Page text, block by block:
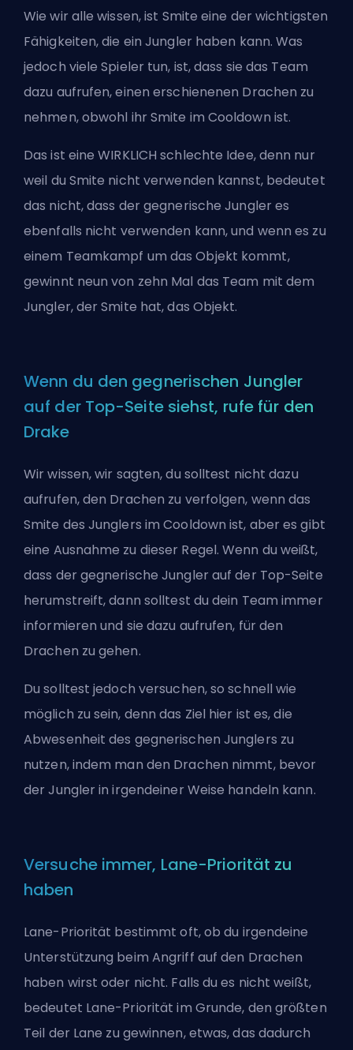
Wie wir alle wissen, ist Smite eine der wichtigsten
Fähigkeiten, die einJungler haben kann. Was
jedoch viele Spieler tun, ist, dass sie das Team
dazu aufrufen, einen erschienenen Drachen zu
nehmen, obwohl ihr Smite im Cooldown ist.
Das ist eine WIRKLICH schlechte Idee, denn nur
weil du Smite nicht verwenden kannst, bedeutet
das nicht, dass der gegnerische Jungler es
ebenfalls nicht verwenden kann, und wenn es zu
einem Teamkampf um das Objekt kommt,
gewinnt neun von zehn Mal das Team mit dem
Jungler, der Smite hat, das Objekt.
Wenn du den gegnerischen Jungler
auf der Top-Seite siehst, rufe für den
Drake
Wir wissen, wir sagten, du solltest nicht dazu
aufrufen, den Drachen zu verfolgen, wenn das
Smite des Junglers im Cooldown ist, aber es gibt
eine Ausnahme zu dieser Regel. Wenn du weißt,
dass der gegnerische Jungler auf der Top-Seite
herumstreift, dann solltest du dein Team immer
informieren und sie dazu aufrufen, für den
Drachen zu gehen.
Du solltest jedoch versuchen, so schnell wie
möglich zu sein, denn das Ziel hier ist es, die
Abwesenheit des gegnerischen Junglers zu
nutzen, indem man den Drachen nimmt, bevor
der Jungler in irgendeiner Weise handeln kann.
Versuche immer, Lane-Priorität zu
haben
Lane-Priorität bestimmt oft, ob du irgendeine
Unterstützung beim Angriff auf den Drachen
haben wirst oder nicht. Falls du es nicht weißt,
bedeutet Lane-Priorität im Grunde, den größten
Teil der Lane zu gewinnen, etwas, das dadurch